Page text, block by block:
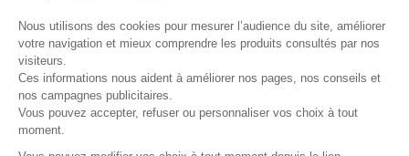
Nous utilisons des cookies pour mesurer l’audience du site, améliorer
votre navigation et mieux comprendre les produits consultés par nos
visiteurs.
Ces informations nous aident à améliorer nos pages, nos conseils et
nos campagnes publicitaires.
Vous pouvez accepter, refuser ou personnaliser vos choix à tout
moment.
Nos conseillers vous rappellent duLundi au Vendredide8h30 à
17h30.
Nom* Prénom*
Téléphone